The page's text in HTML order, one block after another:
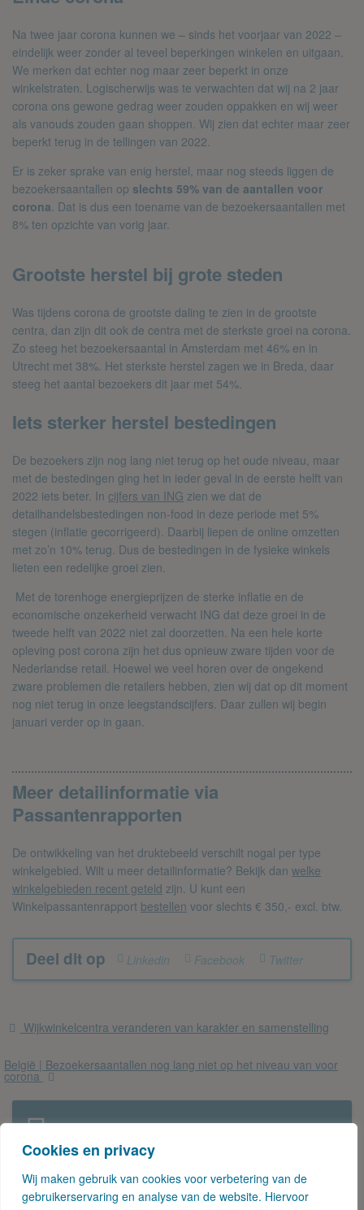
Cookies en privacy
Wij maken gebruik van cookies voor verbetering van de
gebruikerservaring en analyse van de website. Hiervoor
Na twee jaar corona kunnen we – sinds het voorjaar van 2022 –
eindelijk weer zonder al teveel beperkingen winkelen en uitgaan.
We merken dat echter nog maar zeer beperkt in onze
winkelstraten. Logischerwijs was te verwachten dat wij na 2 jaar
corona ons gewone gedrag weer zouden oppakken en wij weer
als vanouds zouden gaan shoppen. Wij zien dat echter maar zeer
beperkt terug in de tellingen van 2022.
Er is zeker sprake van enig herstel, maar nog steeds liggen de
bezoekersaantallen op slechts 59% van de aantallen voor
corona . Dat is dus een toename van de bezoekersaantallen met
8% ten opzichte van vorig jaar.
Grootste herstel bij grote steden
Was tijdens corona de grootste daling te zien in de grootste
centra, dan zijn dit ook de centra met de sterkste groei na corona.
Zo steeg het bezoekersaantal in Amsterdam met 46% en in
Utrecht met 38%. Het sterkste herstel zagen we in Breda, daar
steeg het aantal bezoekers dit jaar met 54%.
Iets sterker herstel bestedingen
De bezoekers zijn nog lang niet terug op het oude niveau, maar
met de bestedingen ging het in ieder geval in de eerste helft van
2022 iets beter. In cijfers van ING zien we dat de
detailhandelsbestedingen non-food in deze periode met 5%
stegen (inflatie gecorrigeerd). Daarbij liepen de online omzetten
met zo’n 10% terug. Dus de bestedingen in de fysieke winkels
lieten een redelijke groei zien.
Met de torenhoge energieprijzen de sterke inflatie en de
economische onzekerheid verwacht ING dat deze groei in de
tweede helft van 2022 niet zal doorzetten. Na een hele korte
opleving post corona zijn het dus opnieuw zware tijden voor de
Nederlandse retail. Hoewel we veel horen over de ongekend
zware problemen die retailers hebben, zien wij dat op dit moment
nog niet terug in onze leegstandscijfers. Daar zullen wij begin
januari verder op in gaan.
Meer detailinformatie via
Passantenrapporten
De ontwikkeling van het druktebeeld verschilt nogal per type
winkelgebied. Wilt u meer detailinformatie? Bekijk dan welke
winkelgebieden recent geteld zijn. U kunt een
Winkelpassantenrapport bestellen voor slechts € 350,- excl. btw.
Deel dit op Linkedin Facebook Twitter
Wijkwinkelcentra veranderen van karakter en samenstelling
België | Bezoekersaantallen nog lang niet op het niveau van voor
corona
Gertjan Slob is Directeur Onderzoek bij Locatus.
analyseren van retaildata. Hierbij signaleert hij